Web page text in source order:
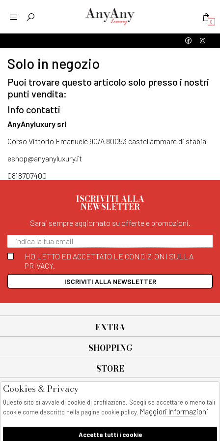
0
Solo in negozio
Puoi trovare questo articolo solo presso i nostri
punti vendita:
Info contatti
AnyAnyluxury srl
Corso Vittorio Emanuele 90/A 80053 castellammare di stabia
eshop@anyanyluxury.it
0818707400
ISCRIVITI ALLA
NEWSLETTER
Sarai sempre aggiornato su offerte e promozioni.
HO LETTO ED ACCETTATO LE CONDIZIONI SULLA
PRIVACY.
ISCRIVITI ALLA NEWSLETTER
EXTRA
SHOPPING
STORE
All rights reserved - © Copyright 2026
AnyAnyluxury srl - Sede Legale: Corso Vittorio Emanuele 90/A - 80053
castellammare di stabia - Italia
Cookies & Privacy
Questo sito si avvale di cookie di profilazione. Scegli se accettare o meno tali
cookie come descritto nella pagina cookie policy. Maggiori Informazioni
Accetta tutti i cookie